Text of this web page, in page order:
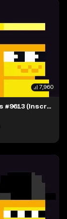
7,960
NodeCats #9613 (Inscription #63869430)